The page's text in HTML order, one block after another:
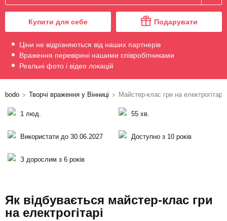
Купити для себе Подарувати
Ціни не відрізняються від наших партнерів
Враження перевірені нашими співробітниками
Реальні фото і відео локацій
bodo Творчі враження у Вінниці Майстер-клас гри на електрогітарі
1 люд. 55 хв.
Використати до 30.06.2027 Доступно з 10 років
З дорослим з 6 років
Як відбувається майстер-клас гри
на електрогітарі